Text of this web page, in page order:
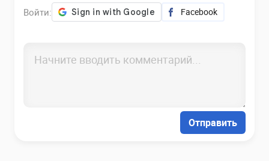
Войти: Facebook
Отправить